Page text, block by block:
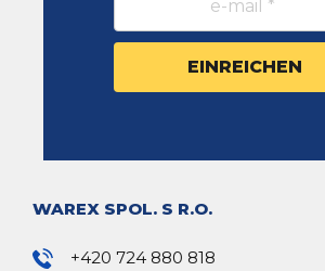
WAREX SPOL. S R.O.
+420 724 880 818